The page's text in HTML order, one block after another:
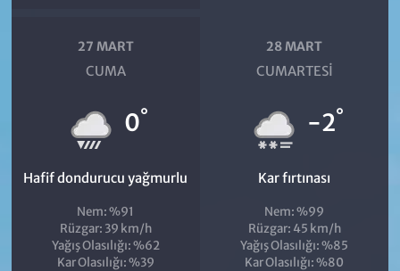
27 MART
CUMA
0°
Hafif dondurucu yağmurlu
Nem: %91
Rüzgar: 39 km/h
Yağış Olasılığı: %62
Kar Olasılığı: %39
28 MART
CUMARTESI
-2°
Kar fırtınası
Nem: %99
Rüzgar: 45 km/h
Yağış Olasılığı: %85
Kar Olasılığı: %80